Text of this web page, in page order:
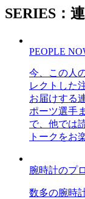
SERIES：
PEOPLE
今、この人
レクトした
お届けする
ポーツ選手
で、他では
トークをお
腕時計のプ
数多の腕時